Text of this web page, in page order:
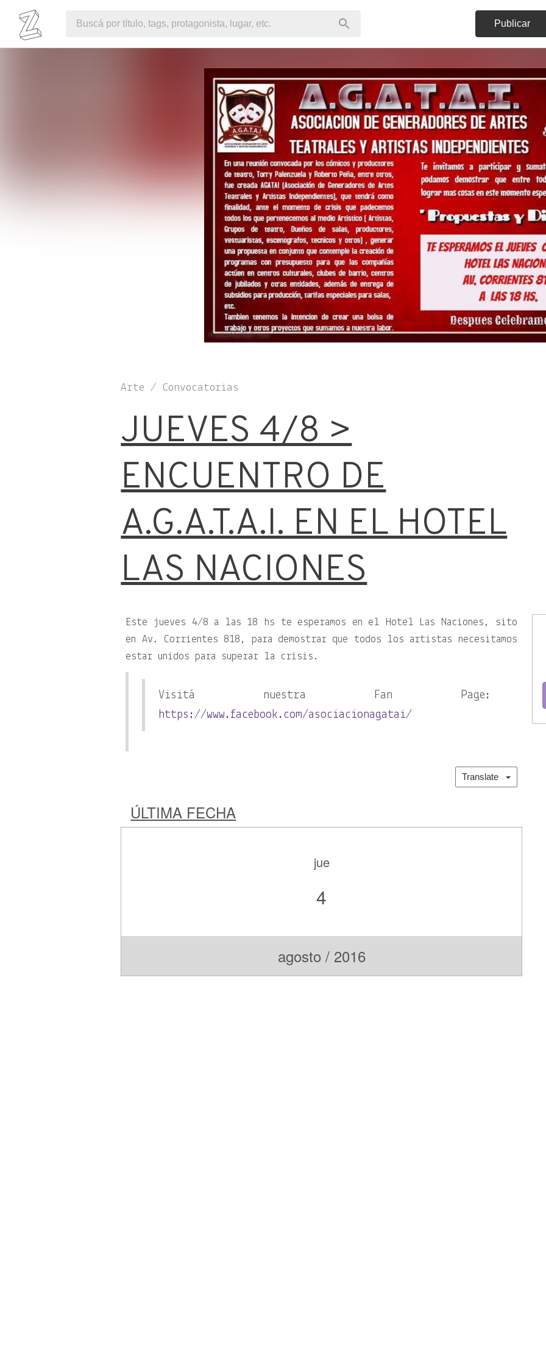
Publicar
Arte / Convocatorias
JUEVES 4/8 >
ENCUENTRO DE
A.G.A.T.A.I. EN EL HOTEL
LAS NACIONES
Este jueves 4/8 a las 18 hs te esperamos en el Hotel Las Naciones, sito
en Av. Corrientes 818, para demostrar que todos los artistas necesitamos
estar unidos para superar la crisis.
Visitá nuestra Fan Page:
https://www.facebook.com/asociacionagatai/
Translate
ÚLTIMA FECHA
jue
4
agosto / 2016